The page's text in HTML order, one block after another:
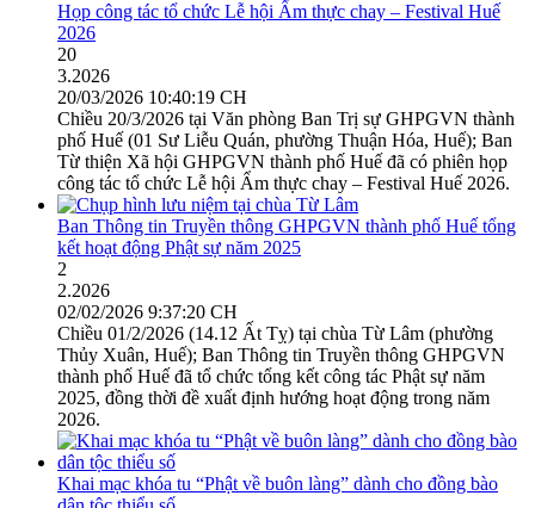
Họp công tác tổ chức Lễ hội Ẩm thực chay – Festival Huế
2026
20
3.2026
20/03/2026 10:40:19 CH
Chiều 20/3/2026 tại Văn phòng Ban Trị sự GHPGVN thành
phố Huế (01 Sư Liễu Quán, phường Thuận Hóa, Huế); Ban
Từ thiện Xã hội GHPGVN thành phố Huế đã có phiên họp
công tác tổ chức Lễ hội Ẩm thực chay – Festival Huế 2026.
Ban Thông tin Truyền thông GHPGVN thành phố Huế tổng
kết hoạt động Phật sự năm 2025
2
2.2026
02/02/2026 9:37:20 CH
Chiều 01/2/2026 (14.12 Ất Tỵ) tại chùa Từ Lâm (phường
Thủy Xuân, Huế); Ban Thông tin Truyền thông GHPGVN
thành phố Huế đã tổ chức tổng kết công tác Phật sự năm
2025, đồng thời đề xuất định hướng hoạt động trong năm
2026.
Khai mạc khóa tu “Phật về buôn làng” dành cho đồng bào